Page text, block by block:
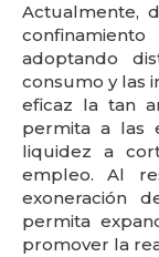
Actualmente,
adoptando
consumo y las
eficaz la tan
permita a las
liquidez a
empleo. Al
exoneración
permita
promover la